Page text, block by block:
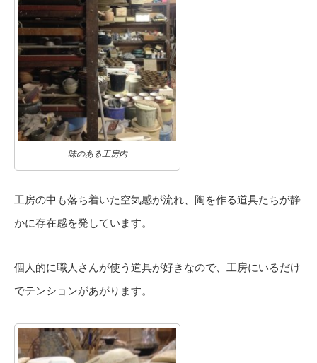
味のある工房内
工房の中も落ち着いた空気感が流れ、陶を作る道具たちが静
かに存在感を発しています。
個人的に職人さんが使う道具が好きなので、工房にいるだけ
でテンションがあがります。